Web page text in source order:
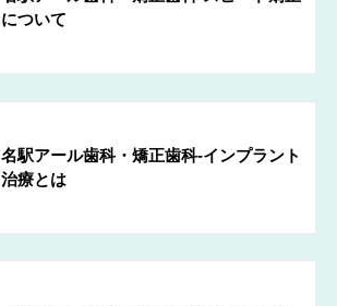
について
名駅アール歯科・矯正歯科-インプラント
治療とは